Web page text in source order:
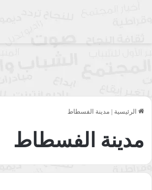
الرئيسية | مدينة الفسطاط
مدينة الفسطاط